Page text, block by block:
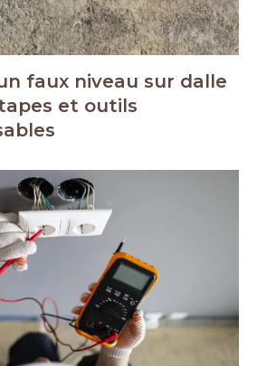
faux niveau sur dalle
et outils